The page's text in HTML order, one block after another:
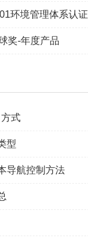
环境管理体系认证
奖-年度产品
式
型
导航控制方法